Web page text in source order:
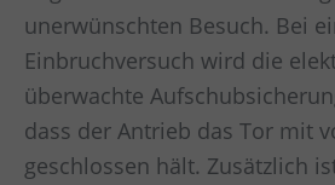
unerwünschten Besuch. Bei
Einbruchversuch wird die
überwachte
dass der Antrieb das Tor mit
geschlossen hält. Zusätzlich